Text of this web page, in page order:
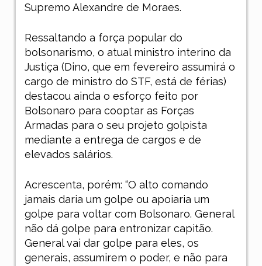
Supremo Alexandre de Moraes.
Ressaltando a força popular do
bolsonarismo, o atual ministro interino da
Justiça (Dino, que em fevereiro assumirá o
cargo de ministro do STF, está de férias)
destacou ainda o esforço feito por
Bolsonaro para cooptar as Forças
Armadas para o seu projeto golpista
mediante a entrega de cargos e de
elevados salários.
Acrescenta, porém: “O alto comando
jamais daria um golpe ou apoiaria um
golpe para voltar com Bolsonaro. General
não dá golpe para entronizar capitão.
General vai dar golpe para eles, os
generais, assumirem o poder, e não para